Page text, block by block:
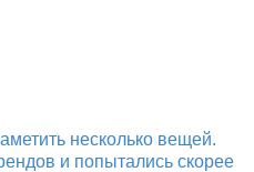
несколько вещей.
и попытались скорее